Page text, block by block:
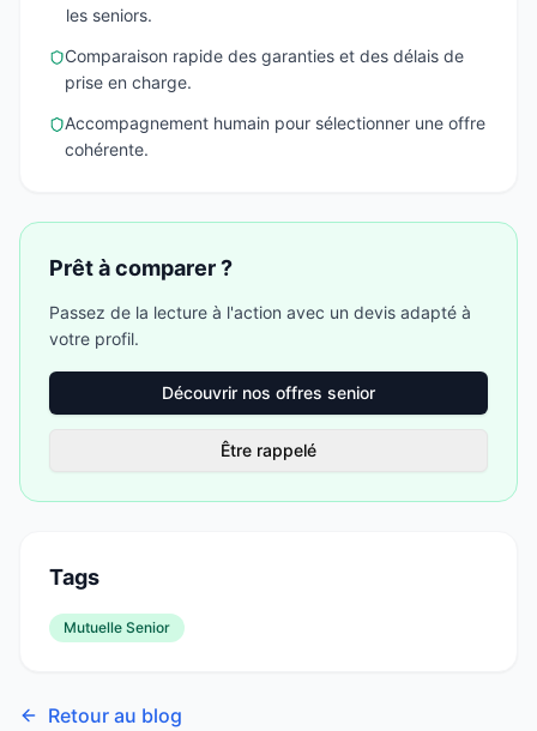
les seniors.
Comparaison rapide des garanties et des délais de
prise en charge.
Accompagnement humain pour sélectionner une offre
cohérente.
Prêt à comparer ?
Passez de la lecture à l'action avec un devis adapté à
votre profil.
Découvrir nos offres senior
Être rappelé
Tags
Mutuelle Senior
Retour au blog